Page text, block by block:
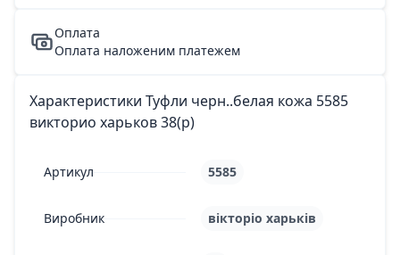
Оплата
Оплата наложеним платежем
Характеристики Туфли черн..белая кожа 5585
викторио харьков 38(р)
Артикул 5585
Виробник вікторіо харьків